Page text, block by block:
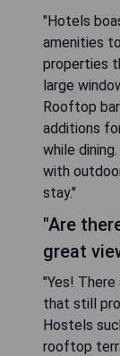
"Hotels
amenities
properties
large
Rooftop
additions
while
with
stay."
"Are
great
"Yes!
that still
Hostels
rooftop